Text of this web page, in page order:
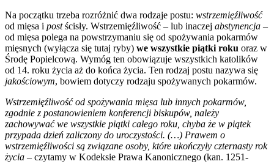
Na początku trzeba rozróżnić dwa rodzaje postu: wstrzemięźliwość
od mięsa i postścisły. Wstrzemięźliwość – lub inaczej abstynencja –
od mięsa polega na powstrzymaniu się od spożywania pokarmów
mięsnych (wyłącza się tutaj ryby) we wszystkie piątki roku oraz w
Środę Popielcową. Wymóg ten obowiązuje wszystkich katolików
od 14. roku życia aż do końca życia. Ten rodzaj postu nazywa się
jakościowym, bowiem dotyczy rodzaju spożywanych pokarmów.
Wstrzemięźliwość od spożywania mięsa lub innych pokarmów,
zgodnie z postanowieniem konferencji biskupów, należy
zachowywać we wszystkie piątki całego roku, chyba że w piątek
przypada dzień zaliczony do uroczystości. (…) Prawem o
wstrzemięźliwości są związane osoby, które ukończyły czternasty rok
życia – czytamy w Kodeksie Prawa Kanonicznego (kan. 1251-